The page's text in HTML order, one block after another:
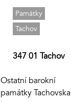
Památky
Tachov
347 01 Tachov
Ostatní barokní
památky Tachovska